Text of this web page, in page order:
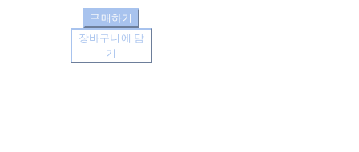
구매하기
장바구니에 담
기